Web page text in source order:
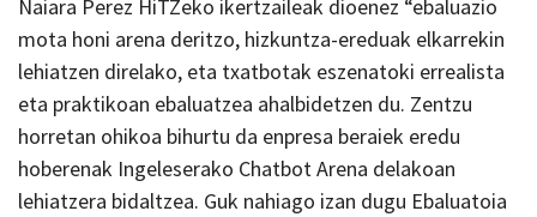
Naiara Perez HiTZeko ikertzaileak dioenez “ebaluazio
mota honi arena deritzo, hizkuntza-ereduak elkarrekin
lehiatzen direlako, eta txatbotak eszenatoki errealista
eta praktikoan ebaluatzea ahalbidetzen du. Zentzu
horretan ohikoa bihurtu da enpresa beraiek eredu
hoberenak Ingeleserako Chatbot Arena delakoan
lehiatzera bidaltzea. Guk nahiago izan dugu Ebaluatoia